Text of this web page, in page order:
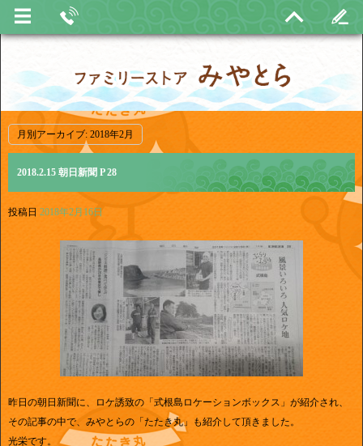
月別アーカイブ: 2018年2月
2018.2.15 朝日新聞 P 28
投稿日 2018年2月16日
昨日の朝日新聞に、ロケ誘致の「式根島ロケーションボックス」が紹介され、
その記事の中で、みやとらの「たたき丸」も紹介して頂きました。
光栄です。